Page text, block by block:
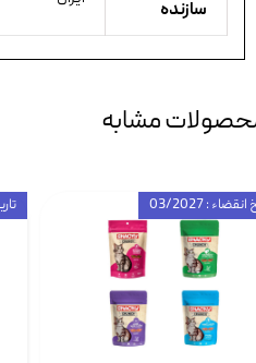
سازنده
مشابه
: 03/2027